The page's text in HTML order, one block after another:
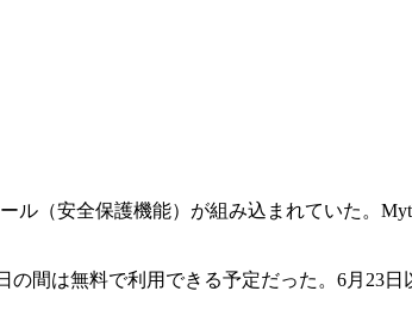
ル（安全保護機能）が組み込まれていた。
の間は無料で利用できる予定だった。6月23